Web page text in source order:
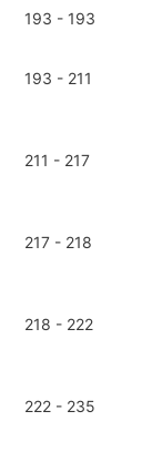
193 - 193
193 - 211
211 - 217
217 - 218
218 - 222
222 - 235